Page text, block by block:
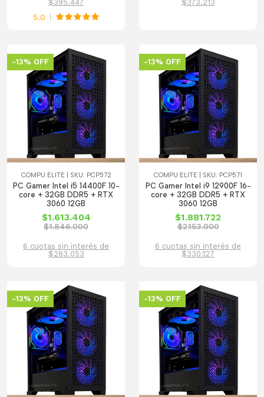
$395.447
5.0
$373.213
-13% OFF
COMPU ELITE | SKU: PCP572
PC Gamer Intel i5 14400F 10-
core + 32GB DDR5 + RTX
3060 12GB
$1.613.404
$1.846.000
6 cuotas sin interés de
$283.053
-13% OFF
COMPU ELITE | SKU: PCP571
PC Gamer Intel i9 12900F 16-
core + 32GB DDR5 + RTX
3060 12GB
$1.881.722
$2.153.000
6 cuotas sin interés de
$330.127
-13% OFF -13% OFF